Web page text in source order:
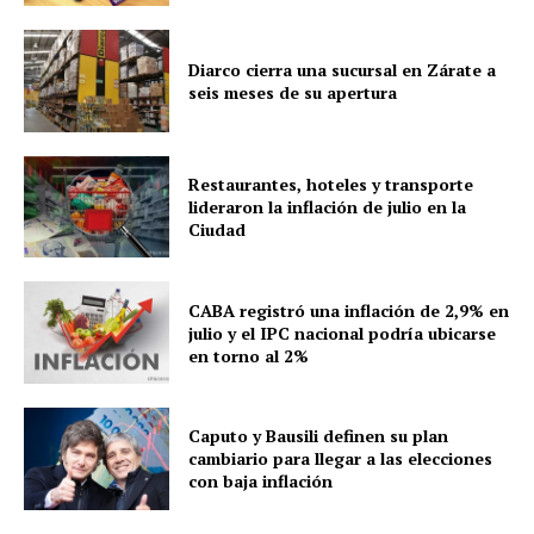
Diarco cierra una sucursal en Zárate a
seis meses de su apertura
Restaurantes, hoteles y transporte
lideraron la inflación de julio en la
Ciudad
CABA registró una inflación de 2,9% en
julio y el IPC nacional podría ubicarse
en torno al 2%
Caputo y Bausili definen su plan
cambiario para llegar a las elecciones
con baja inflación